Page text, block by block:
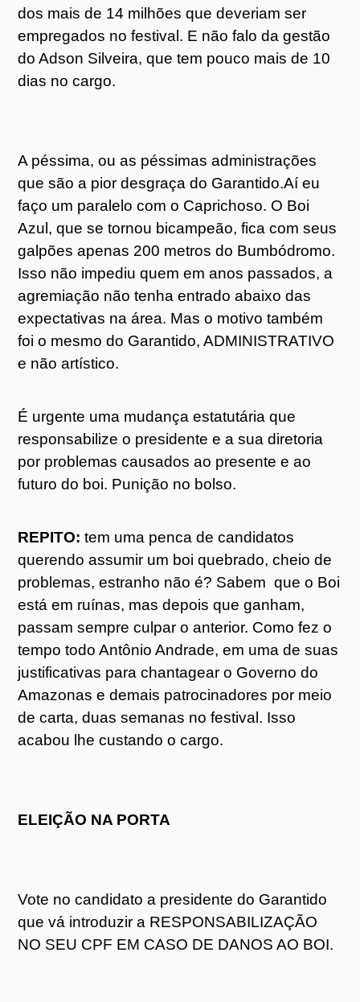
dos mais de 14 milhões que deveriam ser
empregados no festival. E não falo da gestão
do Adson Silveira, que tem pouco mais de 10
dias no cargo.
A péssima, ou as péssimas administrações
que são a pior desgraça do Garantido.Aí eu
faço um paralelo com o Caprichoso. O Boi
Azul, que se tornou bicampeão, fica com seus
galpões apenas 200 metros do Bumbódromo.
Isso não impediu quem em anos passados, a
agremiação não tenha entrado abaixo das
expectativas na área. Mas o motivo também
foi o mesmo do Garantido, ADMINISTRATIVO
e não artístico.
É urgente uma mudança estatutária que
responsabilize o presidente e a sua diretoria
por problemas causados ao presente e ao
futuro do boi. Punição no bolso.
REPITO: tem uma penca de candidatos
querendo assumir um boi quebrado, cheio de
problemas, estranho não é? Sabem que o Boi
está em ruínas, mas depois que ganham,
passam sempre culpar o anterior. Como fez o
tempo todo Antônio Andrade, em uma de suas
justificativas para chantagear o Governo do
Amazonas e demais patrocinadores por meio
de carta, duas semanas no festival. Isso
acabou lhe custando o cargo.
ELEIÇÃO NA PORTA
Vote no candidato a presidente do Garantido
que vá introduzir a RESPONSABILIZAÇÃO
NO SEU CPF EM CASO DE DANOS AO BOI.